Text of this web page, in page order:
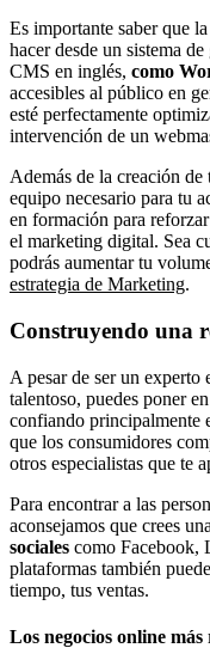
Es importante saber que
hacer desde un sistema
CMS en inglés, como
accesibles al público en
esté perfectamente
intervención de un
Además de la creación
equipo necesario para tu
en formación para
el marketing digital. Sea
podrás aumentar tu
estrategia de Marketing.
Construyendo una
A pesar de ser un
talentoso, puedes poner
confiando principalmente
que los consumidores
otros especialistas que te
Para encontrar a las
aconsejamos que crees
sociales como Facebook,
plataformas también
tiempo, tus ventas.
Los negocios online más